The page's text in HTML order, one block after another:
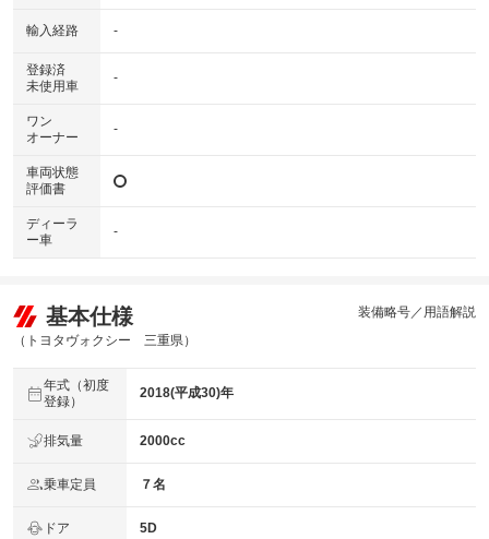
輸入経路 -
登録済
未使用車
-
ワン
オーナー
-
車両状態
評価書
ディーラ
ー車
-
基本仕様
（トヨタヴォクシー 三重県）
装備略号／用語解説
年式（初度
登録）
2018(平成30)年
排気量 2000cc
乗車定員 ７名
ドア 5D